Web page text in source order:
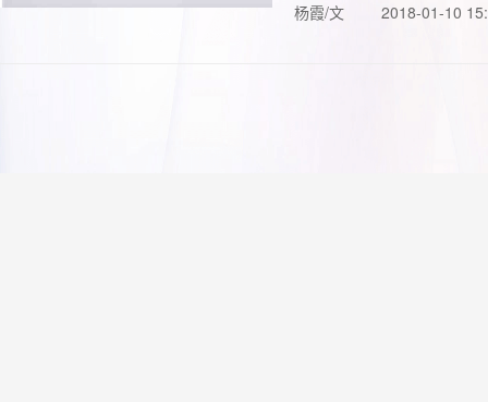
杨霞/文
2018-01-10